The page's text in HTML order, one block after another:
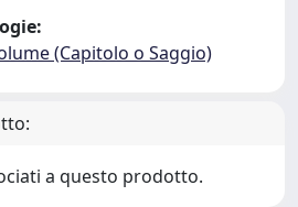
(Capitolo o Saggio)
a questo prodotto.